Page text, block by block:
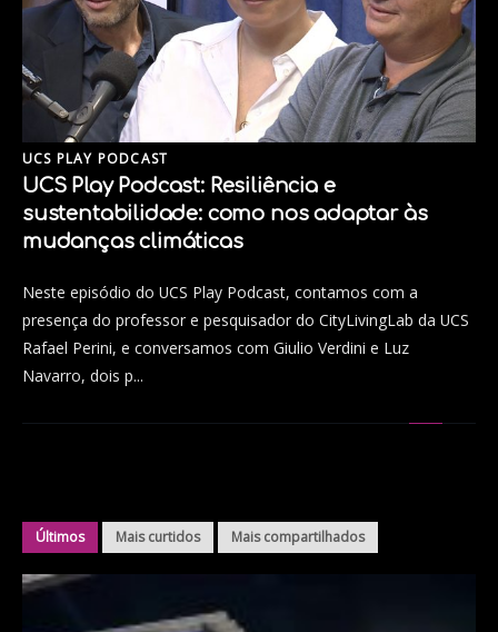
UCS PLAY PODCAST
UCS Play Podcast: Resiliência e
sustentabilidade: como nos adaptar às
mudanças climáticas
Neste episódio do UCS Play Podcast, contamos com a
presença do professor e pesquisador do CityLivingLab da UCS
Rafael Perini, e conversamos com Giulio Verdini e Luz
Navarro, dois p...
Últimos Mais curtidos Mais compartilhados